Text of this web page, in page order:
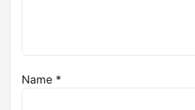
Name *